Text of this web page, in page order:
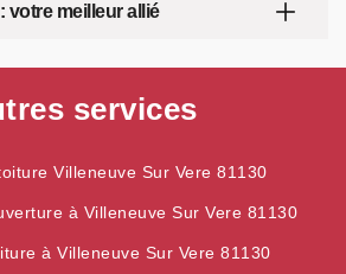
votre meilleur allié
services
Villeneuve Sur Vere 81130
à Villeneuve Sur Vere 81130
à Villeneuve Sur Vere 81130